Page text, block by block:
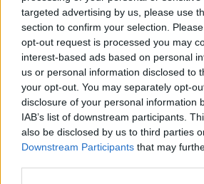
targeted advertising by us, please use
section to confirm your selection.
opt-out request is processed you may
interest-based ads based on personal
us or personal information disclosed to
your opt-out. You may separately opt-
disclosure of your personal information
IAB’s list of downstream participants.
also be disclosed by us to third parties
Downstream Participants that may
Zobacz także w języku english
deutsch
Źródła tekstu
Psychiatria. Red. M. Jarema.
2016.